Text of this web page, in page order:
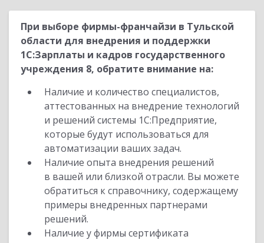
При выборе фирмы-франчайзи в Тульской
области для внедрения и поддержки
1С:Зарплаты и кадров государственного
учреждения 8, обратите внимание на:
Наличие и количество специалистов,
аттестованных на внедрение технологий
и решений системы 1С:Предприятие,
которые будут использоваться для
автоматизации ваших задач.
Наличие опыта внедрения решений
в вашей или близкой отрасли. Вы можете
обратиться к справочнику, содержащему
примеры внедренных партнерами
решений.
Наличие у фирмы сертификата